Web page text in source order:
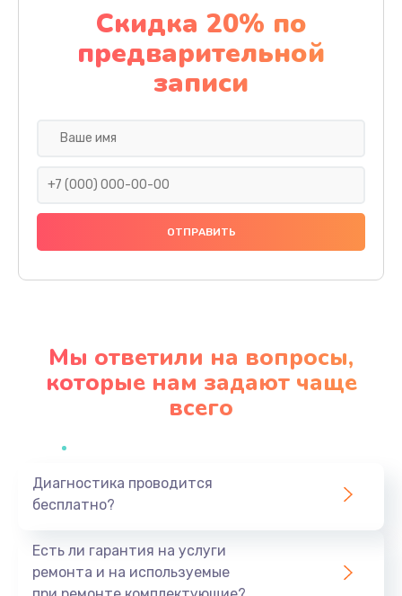
Замена материнской платы
1100 руб.
Заказать
Замена праймера
1000 руб.
Заказать
Профилактическая чистка
Заказать
Скидка 20% по
предварительной
записи
Мы ответили на вопросы,
которые нам задают чаще
всего
Диагностика проводится
бесплатно?
Есть ли гарантия на услуги
ремонта и на используемые